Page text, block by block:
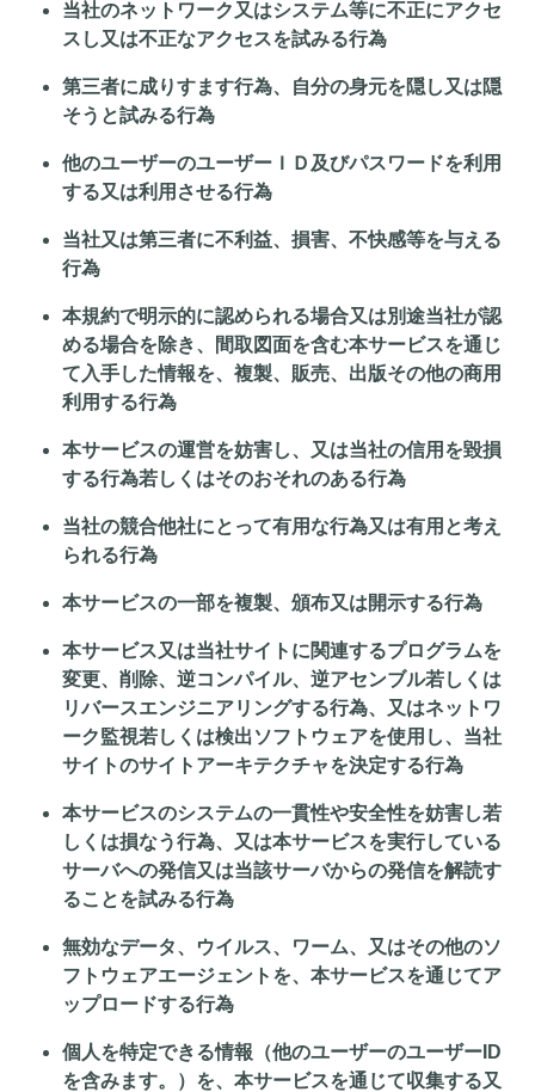
当社のネットワーク又はシステム等に不正にアクセ
スし又は不正なアクセスを試みる行為
第三者に成りすます行為、自分の身元を隠し又は隠
そうと試みる行為
他のユーザーのユーザーＩＤ及びパスワードを利用
する又は利用させる行為
当社又は第三者に不利益、損害、不快感等を与える
行為
本規約で明示的に認められる場合又は別途当社が認
める場合を除き、間取図面を含む本サービスを通じ
て入手した情報を、複製、販売、出版その他の商用
利用する行為
本サービスの運営を妨害し、又は当社の信用を毀損
する行為若しくはそのおそれのある行為
当社の競合他社にとって有用な行為又は有用と考え
られる行為
本サービスの一部を複製、頒布又は開示する行為
本サービス又は当社サイトに関連するプログラムを
変更、削除、逆コンパイル、逆アセンブル若しくは
リバースエンジニアリングする行為、又はネットワ
ーク監視若しくは検出ソフトウェアを使用し、当社
サイトのサイトアーキテクチャを決定する行為
本サービスのシステムの一貫性や安全性を妨害し若
しくは損なう行為、又は本サービスを実行している
サーバへの発信又は当該サーバからの発信を解読す
ることを試みる行為
無効なデータ、ウイルス、ワーム、又はその他のソ
フトウェアエージェントを、本サービスを通じてア
ップロードする行為
個人を特定できる情報（他のユーザーのユーザーID
を含みます。）を、本サービスを通じて収集する又